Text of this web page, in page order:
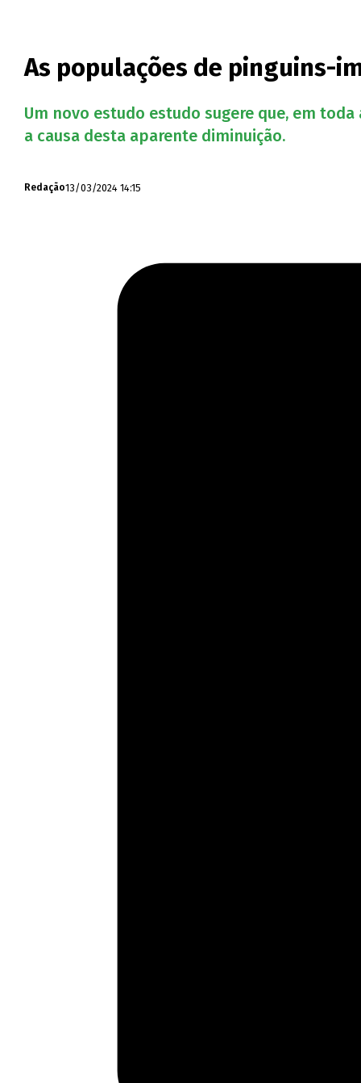
As populações de pinguins-
Um novo estudo estudo sugere que, em
a causa desta aparente diminuição.
Redação13/03/2024 14:15